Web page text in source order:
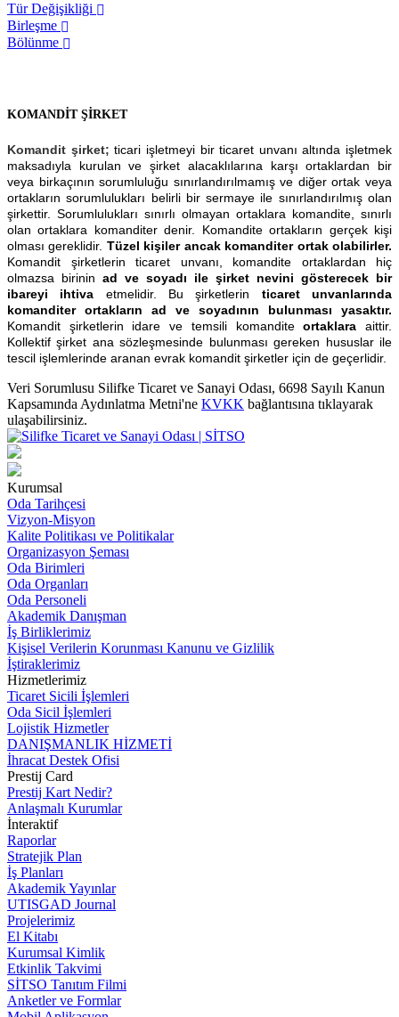
Tür Değişikliği
Birleşme
Bölünme
KOMANDİT ŞİRKET
Komandit şirket; ticari işletmeyi bir ticaret unvanı altında işletmek
maksadıyla kurulan ve şirket alacaklılarına karşı ortaklardan bir
veya birkaçının sorumluluğu sınırlandırılmamış ve diğer ortak veya
ortakların sorumlulukları belirli bir sermaye ile sınırlandırılmış olan
şirkettir. Sorumlulukları sınırlı olmayan ortaklara komandite, sınırlı
olan ortaklara komanditer denir. Komandite ortakların gerçek kişi
olması gereklidir. Tüzel kişiler ancak komanditer ortak olabilirler.
Komandit şirketlerin ticaret unvanı, komandite ortaklardan hiç
olmazsa birinin ad ve soyadı ile şirket nevini gösterecek bir
ibareyi ihtiva etmelidir. Bu şirketlerin ticaret unvanlarında
komanditer ortakların ad ve soyadının bulunması yasaktır.
Komandit şirketlerin idare ve temsili komanditeortaklara aittir.
Kollektif şirket ana sözleşmesinde bulunması gereken hususlar ile
tescil işlemlerinde aranan evrak komandit şirketler için de geçerlidir.
Veri Sorumlusu Silifke Ticaret ve Sanayi Odası, 6698 Sayılı Kanun
Kapsamında Aydınlatma Metni'ne KVKK bağlantısına tıklayarak
ulaşabilirsiniz.
Kurumsal
Oda Tarihçesi
Vizyon-Misyon
Kalite Politikası ve Politikalar
Organizasyon Şeması
Oda Birimleri
Oda Organları
Oda Personeli
Akademik Danışman
İş Birliklerimiz
Kişisel Verilerin Korunması Kanunu ve Gizlilik
İştiraklerimiz
Hizmetlerimiz
Ticaret Sicili İşlemleri
Oda Sicil İşlemleri
Lojistik Hizmetler
DANIŞMANLIK HİZMETİ
İhracat Destek Ofisi
Prestij Card
Prestij Kart Nedir?
Anlaşmalı Kurumlar
İnteraktif
Raporlar
Stratejik Plan
İş Planları
Akademik Yayınlar
UTISGAD Journal
Projelerimiz
El Kitabı
Kurumsal Kimlik
Etkinlik Takvimi
SİTSO Tanıtım Filmi
Anketler ve Formlar